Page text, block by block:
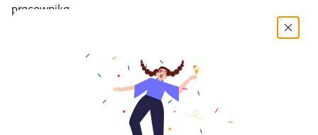
pracownika.
Naszym zdaniem nie warto rezygnować z PPK. Zgodnie z
projekcjami ZUS stopa zastąpienia (czyli relacja nowo